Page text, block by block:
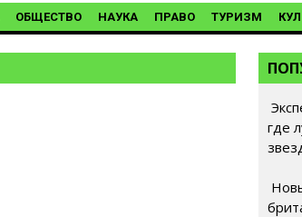
ОБЩЕСТВО НАУКА ПРАВО ТУРИЗМ
где